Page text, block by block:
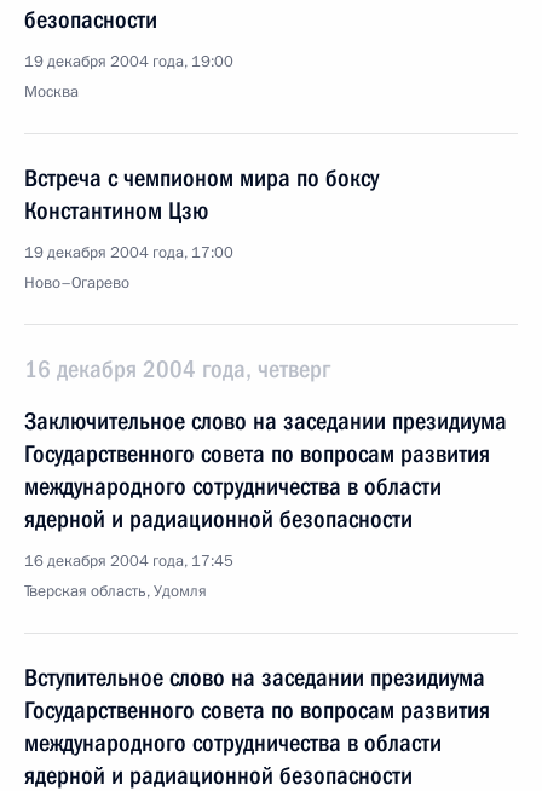
безопасности
19 декабря 2004 года, 19:00
Москва
Встреча с чемпионом мира по боксу
Константином Цзю
19 декабря 2004 года, 17:00
Ново–Огарево
16 декабря 2004 года, четверг
Заключительное слово на заседании президиума
Государственного совета по вопросам развития
международного сотрудничества в области
ядерной и радиационной безопасности
16 декабря 2004 года, 17:45
Тверская область, Удомля
Вступительное слово на заседании президиума
Государственного совета по вопросам развития
международного сотрудничества в области
ядерной и радиационной безопасности